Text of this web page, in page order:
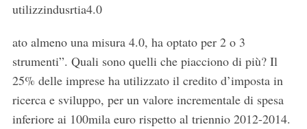
utilizzindusrtia4.0
ato almeno una misura 4.0, ha optato per 2 o 3
strumenti”. Quali sono quelli che piacciono di più? Il
25% delle imprese ha utilizzato il credito d’imposta in
ricerca e sviluppo, per un valore incrementale di spesa
inferiore ai 100mila euro rispetto al triennio 2012-2014.